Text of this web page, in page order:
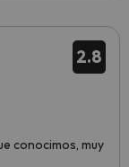
2.8
conocimos, muy